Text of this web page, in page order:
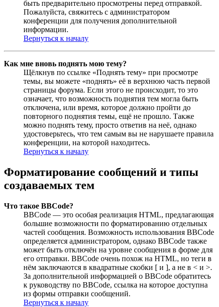
быть предварительно просмотрены перед отправкой.
Пожалуйста, свяжитесь с администратором
конференции для получения дополнительной
информации.
Вернуться к началу
Как мне вновь поднять мою тему?
Щёлкнув по ссылке «Поднять тему» при просмотре
темы, вы можете «поднять» её в верхнюю часть первой
страницы форума. Если этого не происходит, то это
означает, что возможность поднятия тем могла быть
отключена, или время, которое должно пройти до
повторного поднятия темы, ещё не прошло. Также
можно поднять тему, просто ответив на неё, однако
удостоверьтесь, что тем самым вы не нарушаете правила
конференции, на которой находитесь.
Вернуться к началу
Форматирование сообщений и типы
создаваемых тем
Что такое BBCode?
BBCode — это особая реализация HTML, предлагающая
большие возможности по форматированию отдельных
частей сообщения. Возможность использования BBCode
определяется администратором, однако BBCode также
может быть отключён на уровне сообщения в форме для
его отправки. BBCode очень похож на HTML, но теги в
нём заключаются в квадратные скобки [ и ], а не в < и >.
За дополнительной информацией о BBCode обратитесь
к руководству по BBCode, ссылка на которое доступна
из формы отправки сообщений.
Вернуться к началу